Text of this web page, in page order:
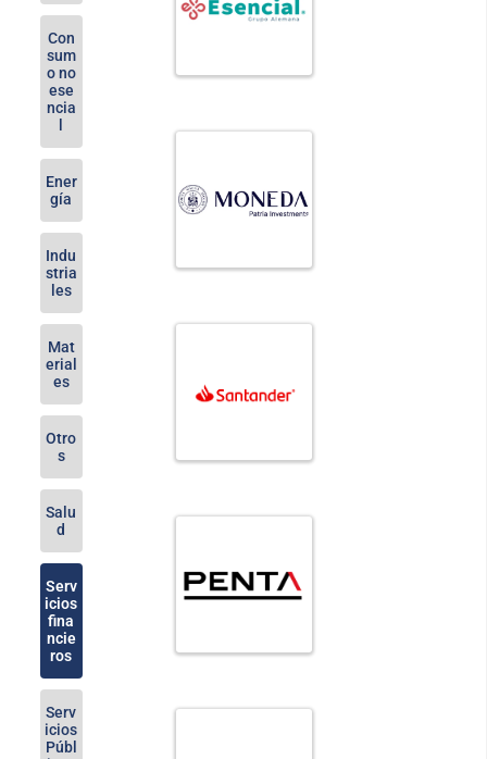
Con
sum
o no
ese
ncia
Ener
gía
Indu
stria
les
Mat
erial
es
Otro
s
Salu
d
Serv
icios
fina
ncie
ros
Serv
icios
Públ